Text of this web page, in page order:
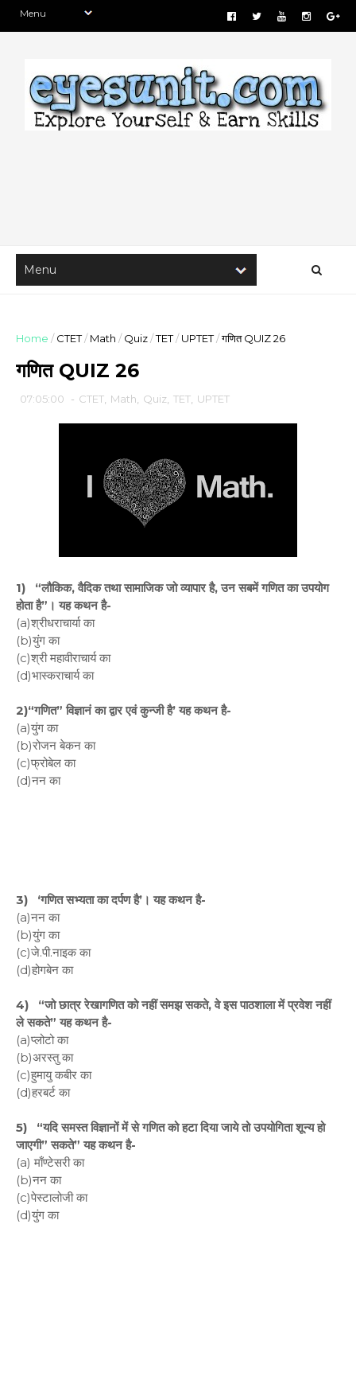
Home / CTET/ Math / Quiz/TET/ UPTET/गणित QUIZ 26
गणित QUIZ 26
07:05:00 - CTET Math Quiz TET UPTET
1) “लौकिक, वैदिक तथा सामाजिक जो व्यापार है, उन सबमें गणित का उपयोग
होता है”। यह कथन है-
(a)श्रीधराचार्या का
(b)युंग का
(c)श्री महावीराचार्य का
(d)भास्कराचार्य का
2)“गणित” विज्ञानं का द्वार एवं कुन्जी है’ यह कथन है-
(a)युंग का
(b)रोजन बेकन का
(c)फ्रोबेल का
(d)नन का
3) ‘गणित सभ्यता का दर्पण है’। यह कथन है-
(a)नन का
(b)युंग का
(c)जे.पी.नाइक का
(d)होगबेन का
4) “जो छात्र रेखागणित को नहीं समझ सकते, वे इस पाठशाला में प्रवेश नहीं
ले सकते” यह कथन है-
(a)प्लोटो का
(b)अरस्तु का
(c)हुमायु कबीर का
(d)हरबर्ट का
5) “यदि समस्त विज्ञानों में से गणित को हटा दिया जाये तो उपयोगिता शून्य हो
जाएगी” सकते” यह कथन है-
(a) माँण्टेसरी का
(b)नन का
(c)पेस्टालोजी का
(d)युंग का